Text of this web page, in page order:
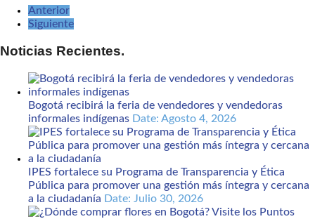
Anterior
Siguiente
Noticias Recientes.
Bogotá recibirá la feria de vendedores y vendedoras
informales indígenas Date: Agosto 4, 2026
IPES fortalece su Programa de Transparencia y Ética
Pública para promover una gestión más íntegra y cercana
a la ciudadanía Date: Julio 30, 2026